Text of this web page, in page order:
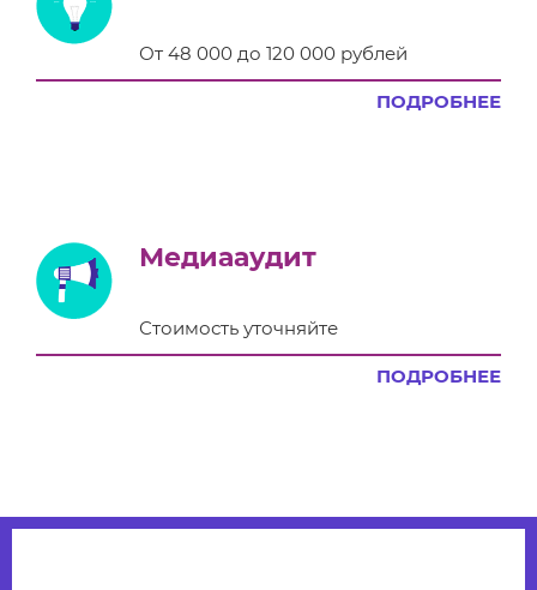
От 48 000 до 120 000 рублей
ПОДРОБНЕЕ
Медиааудит
Стоимость уточняйте
ПОДРОБНЕЕ